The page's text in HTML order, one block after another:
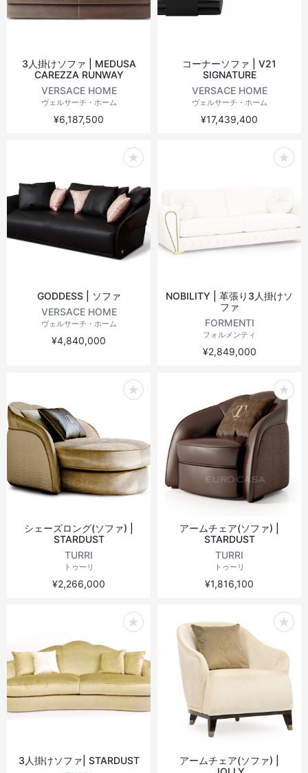
3人掛けソファ | MEDUSA
CAREZZA RUNWAY
VERSACE HOME
ヴェルサーチ・ホーム
¥6,187,500
コーナーソファ | V21
SIGNATURE
VERSACE HOME
ヴェルサーチ・ホーム
¥17,439,400
GODDESS | ソファ
VERSACE HOME
ヴェルサーチ・ホーム
¥4,840,000
NOBILITY | 革張り3人掛けソ
ファ
FORMENTI
フォルメンティ
¥2,849,000
シェーズロング(ソファ) |
STARDUST
TURRI
トゥーリ
¥2,266,000
アームチェア(ソファ) |
STARDUST
TURRI
トゥーリ
¥1,816,100
3人掛けソファ| STARDUST
アームチェア(ソファ) |